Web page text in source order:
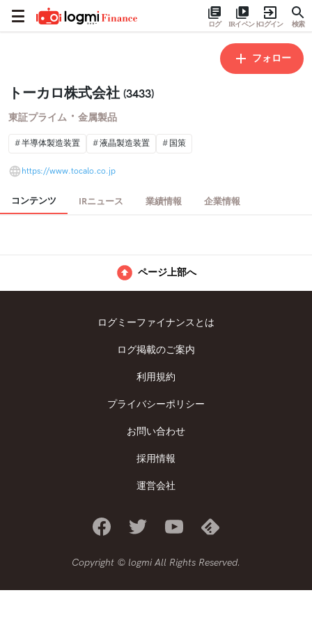
ログ IRイベントログイン 検索
フォロー
トーカロ株式会社 (3433)
東証プライム ・ 金属製品
半導体製造装置 液晶製造装置 国策
https://www.tocalo.co.jp
コンテンツ IRニュース 業績情報 企業情報
ページ上部へ
ログミーファイナンスとは
ログ掲載のご案内
利用規約
プライバシーポリシー
お問い合わせ
採用情報
運営会社
Copyright © logmi All Rights Reserved.